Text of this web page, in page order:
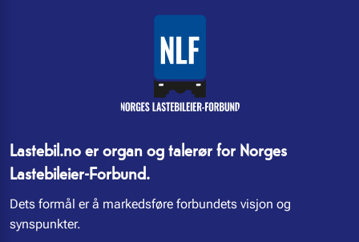
Lastebil.no er organ og talerør for Norges
Lastebileier-Forbund.
Dets formål er å markedsføre forbundets visjon og
synspunkter.